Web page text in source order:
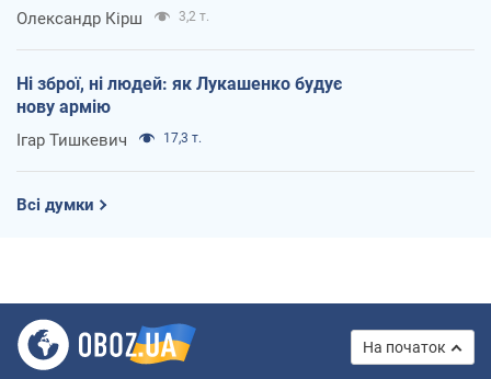
Олександр Кірш 3,2 т.
Ні зброї, ні людей: як Лукашенко будує
нову армію
Ігар Тишкевич 17,3 т.
Всі думки
На початок